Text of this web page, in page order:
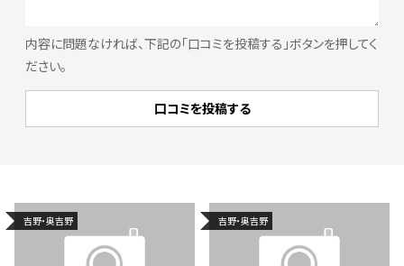
内容に問題なければ、下記の「口コミを投稿する」ボタンを押してく
ださい。
吉野・奥吉野 吉野・奥吉野